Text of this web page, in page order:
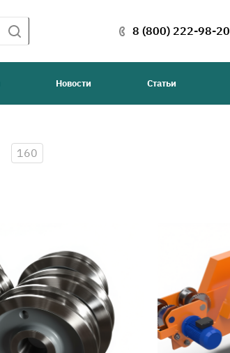
8 (800) 222-98-20
Новости Статьи
160